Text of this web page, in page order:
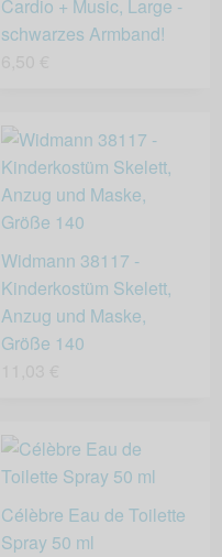
Cardio + Music, Large -
schwarzes Armband!
Widmann 38117 -
Kinderkostüm Skelett,
Anzug und Maske,
Größe 140
Célèbre Eau de Toilette
Spray 50 ml